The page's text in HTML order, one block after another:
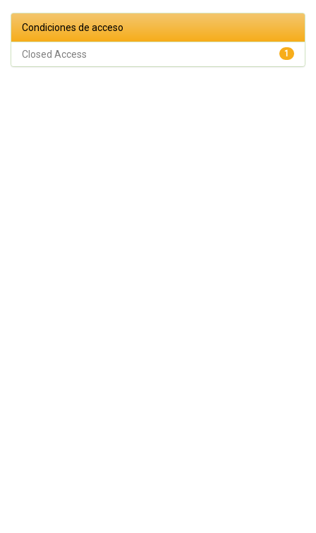
Condiciones de acceso
1
Closed Access